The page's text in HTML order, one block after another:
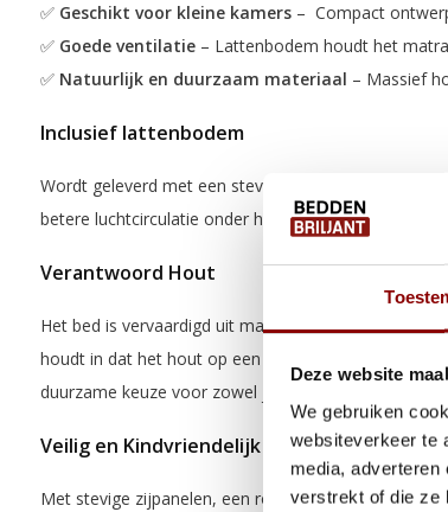
Deze website
We gebruiken
websiteverkeer te
media, adverteren
verstrekt of die ze
✅ Geschikt voor kleine kamers– Compact
✅ Goede ventilatie– Lattenbodem houdt het
✅ Natuurlijk en duurzaam materiaal – Massief
Inclusief lattenbodem
Wordt geleverd met een stevige lattenbodem die
betere luchtcirculatie onder het matras en draagt bij
Verantwoord Hout
Het bed is vervaardigd uit massief grenenhout dat
houdt in dat het hout op een milieuvriendelijke en
duurzame keuze voor zowel je kind als het milieu.
Veilig en Kindvriendelijk
Met stevige zijpanelen, een robuuste bouw en een